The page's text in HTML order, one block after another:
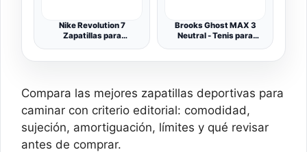
Nike Revolution 7
Zapatillas para
Brooks Ghost MAX 3
Neutral - Tenis para
Compara las mejores zapatillas deportivas para
caminar con criterio editorial: comodidad,
sujeción, amortiguación, límites y qué revisar
antes de comprar.